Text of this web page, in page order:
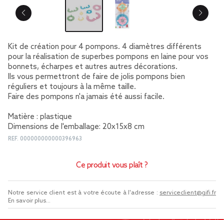
Kit de création pour 4 pompons. 4 diamètres différents
pour la réalisation de superbes pompons en laine pour vos
bonnets, écharpes et autres autres décorations.
Ils vous permettront de faire de jolis pompons bien
réguliers et toujours à la même taille.
Faire des pompons n'a jamais été aussi facile.
Matière : plastique
Dimensions de l'emballage: 20x15x8 cm
REF. 000000000000396963
Ce produit vous plaît ?
Notre service client est à votre écoute à l'adresse : serviceclient@gifi.fr
En savoir plus...